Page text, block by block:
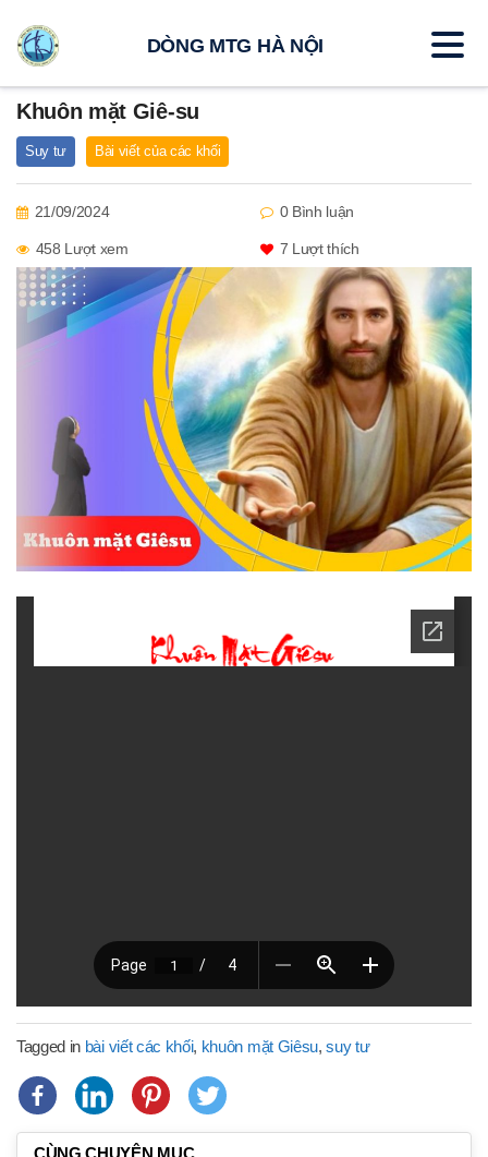
Khuôn mặt Giê-su
Suy tư Bài viết của các khối
21/09/2024 0 Bình luận
458 Lượt xem 7 Lượt thích
Tagged in bài viết các khối, khuôn mặt Giêsu,suy tư
CÙNG CHUYÊN MỤC
DÒNG MTG HÀ NỘI